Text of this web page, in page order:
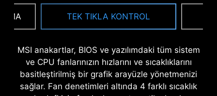
TEK TIKLA KONTROL
MSI anakartlar, BIOS ve yazılımdaki tüm sistem
ve CPU fanlarınızın hızlarını ve sıcaklıklarını
basitleştirilmiş bir grafik arayüzle yönetmenizi
sağlar. Fan denetimleri altında 4 farklı sıcaklık
için bile yeterli güç sağlar.
bozulmamış akım iletimi sağlar.
zamanda CPU hızaşırtmanız
için mükemmel koşullar yaratır.
OPTİMİZE PCB ÇÖZÜMÜ
PCB tasarımı daha yüksek bant genişliği, ve aynı